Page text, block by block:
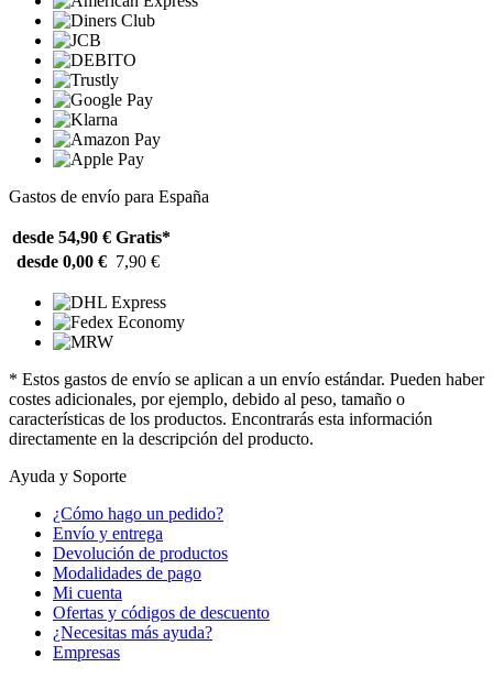
Gastos de envío para España
desde 54,90 € Gratis*
desde 0,00 € 7,90 €
* Estos gastos de envío se aplican a un envío estándar. Pueden haber
costes adicionales, por ejemplo, debido al peso, tamaño o
características de los productos. Encontrarás esta información
directamente en la descripción del producto.
Ayuda y Soporte
¿Cómo hago un pedido?
Envío y entrega
Devolución de productos
Modalidades de pago
Mi cuenta
Ofertas y códigos de descuento
¿Necesitas más ayuda?
Empresas